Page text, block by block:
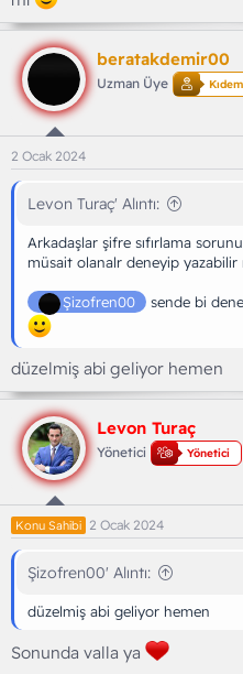
beratakdemir00
Uzman Üye
2 Ocak 2024
Levon Turaç' Alıntı:
Arkadaşlar şifre sıfırlama
müsait olanalr deneyip yazabilir
Şizofren00 sende bi
düzelmiş abi geliyor hemen
Levon Turaç
Yönetici Yönetici
Konu Sahibi 2 Ocak 2024
Şizofren00' Alıntı:
düzelmiş abi geliyor hemen
Sonunda valla ya